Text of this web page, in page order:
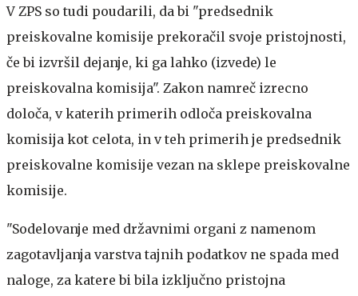
V ZPS so tudi poudarili, da bi "predsednik
preiskovalne komisije prekoračil svoje pristojnosti,
če bi izvršil dejanje, ki ga lahko (izvede) le
preiskovalna komisija". Zakon namreč izrecno
določa, v katerih primerih odloča preiskovalna
komisija kot celota, in v teh primerih je predsednik
preiskovalne komisije vezan na sklepe preiskovalne
komisije.
"Sodelovanje med državnimi organi z namenom
zagotavljanja varstva tajnih podatkov ne spada med
naloge, za katere bi bila izključno pristojna